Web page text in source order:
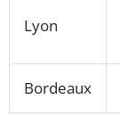
Lyon
Bordeaux